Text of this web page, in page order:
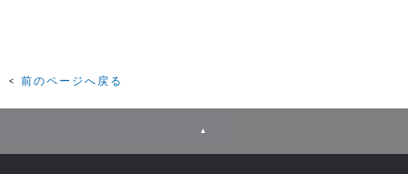
前のページへ戻る
▲